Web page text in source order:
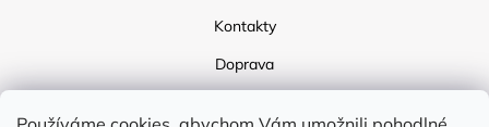
Kontakty
Doprava